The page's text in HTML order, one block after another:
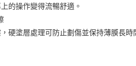
的操作變得流暢舒適。
硬塗層處理可防止劃傷並保持薄膜長時